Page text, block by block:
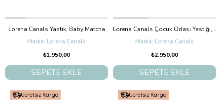
Lorena Canals Yastık, Baby Matcha
Lorena Canals
₺1.950,00
SEPETE EKLE
Lorena Canals Çocuk Odası Yastığı, Stella Rose
Lorena Canals
₺2.950,00
SEPETE EKLE
Ücretsiz Kargo Ücretsiz Kargo